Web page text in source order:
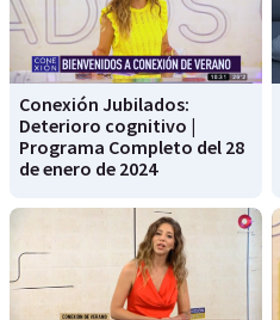
Conexión Jubilados:
Deterioro cognitivo |
Programa Completo del 28
de enero de 2024